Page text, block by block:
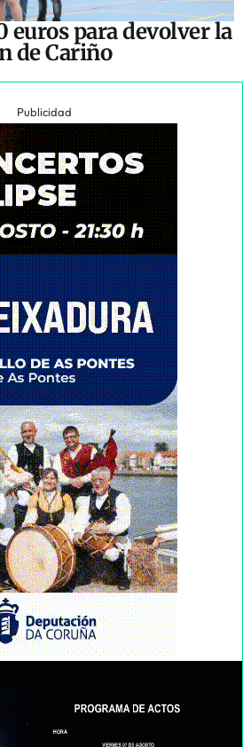
euros para devolver la
de Cariño
Publicidad